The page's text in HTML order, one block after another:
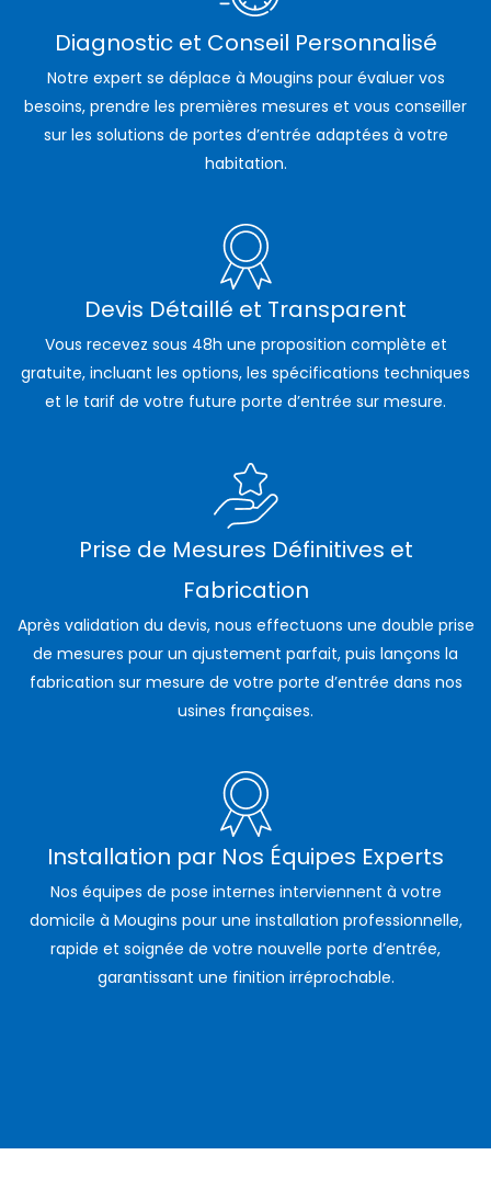
Diagnostic et Conseil Personnalisé
Notre expert se déplace à Mougins pour évaluer vos
besoins, prendre les premières mesures et vous conseiller
sur les solutions de portes d’entrée adaptées à votre
habitation.
Devis Détaillé et Transparent
Vous recevez sous 48h une proposition complète et
gratuite, incluant les options, les spécifications techniques
et le tarif de votre future porte d’entrée sur mesure.
Prise de Mesures Définitives et
Fabrication
Après validation du devis, nous effectuons une double prise
de mesures pour un ajustement parfait, puis lançons la
fabrication sur mesure de votre porte d’entrée dans nos
usines françaises.
Installation par Nos Équipes Experts
Nos équipes de pose internes interviennent à votre
domicile à Mougins pour une installation professionnelle,
rapide et soignée de votre nouvelle porte d’entrée,
garantissant une finition irréprochable.